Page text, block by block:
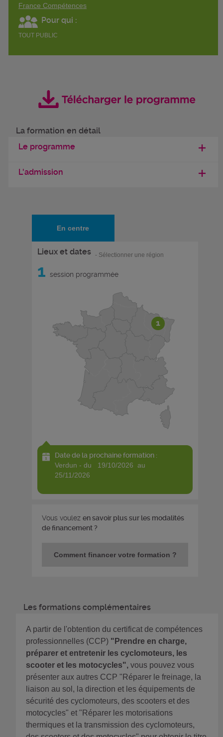
France Compétences
Pour qui :
TOUT PUBLIC
La formation en détail
Le programme
L'admission
En centre
Lieux et dates - Sélectionner une région
1 session programmée
1
Date de la prochaine formation :
verdun - du 19/10/2026 au
25/11/2026
Vous voulez en savoir plus sur les modalités
de financement ?
Comment financer votre formation ?
Les formations complémentaires
A partir de l'obtention du certificat de compétences
professionnelles (CCP) "Prendre en charge,
préparer et entretenir les cyclomoteurs, les
scooter et les motocycles", vous pouvez vous
présenter aux autres CCP "Réparer le freinage, la
liaison au sol, la direction et les équipements de
sécurité des cyclomoteurs, des scooters et des
motocycles" et "Réparer les motorisations
thermiques et la transmission des cyclomoteurs,